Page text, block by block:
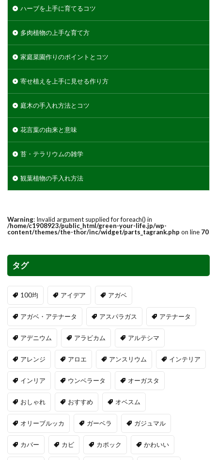
ハーブを上手に育てるコツ
多肉植物の上手な育て方
家庭菜園作りのポイントとコツ
寄せ植えを上手に見せる作り方
庭木の手入れ方法とコツ
花言葉の由来と意味
苔・テラリウムの雑学
観葉植物の手入れ方法
Warning: Invalid argument supplied for foreach() in
/home/c1908923/public_html/green-your-life.jp/wp-
content/themes/the-thor/inc/widget/parts_tagrank.php on line 70
タグ
100均 アイデア アガベ
アガベ・アテナータ アスパラガス アテナータ
アデニウム アラビカム アルテシマ
アレンジ アロエ アンスリウム インテリア
インリア ウンベラータ オーガスタ
おしゃれ おすすめ オベスム
オリーブルッカ ガーベラ ガジュマル
カバー カビ カポック かわいい